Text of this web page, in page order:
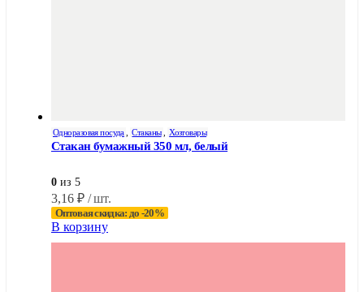
Одноразовая посуда Стаканы Хозтовары
Стакан бумажный 350 мл, белый
0 из 5
3,16 ₽ / шт.
Оптовая скидка: до -20%
В корзину